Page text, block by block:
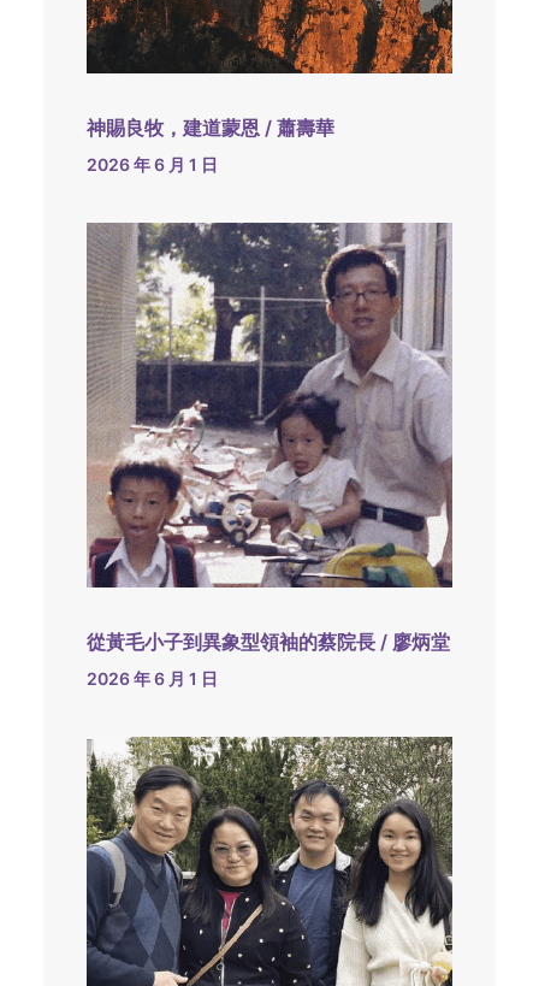
神賜良牧，建道蒙恩 / 蕭壽華
2026 年 6 月 1 日
從黃毛小子到異象型領袖的蔡院長 / 廖炳堂
2026 年 6 月 1 日